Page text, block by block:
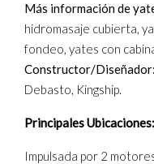
Más información de
hidromasaje cubierta,
fondeo, yates con
Constructor/Diseñador:
Debasto, Kingship.
Principales Ubicaciones:
Impulsada por 2